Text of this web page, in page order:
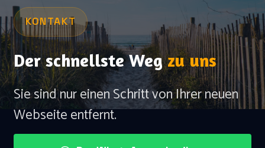
KONTAKT
Der schnellste Wegzu uns
Sie sind nur einen Schritt von Ihrer neuen
Webseite entfernt.